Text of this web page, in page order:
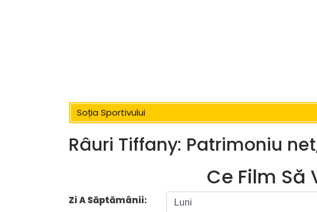
Soția Sportivului
Râuri Tiffany: Patrimoniu
Ce Film Să
Zi A Săptămânii: